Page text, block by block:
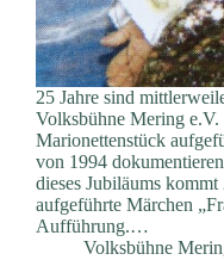
25 Jahre sind
Volksbühne Mering e.V.
Marionettenstück
von 1994
dieses Jubiläums kommt
aufgeführte Märchen
Aufführung.…
Volksbühne